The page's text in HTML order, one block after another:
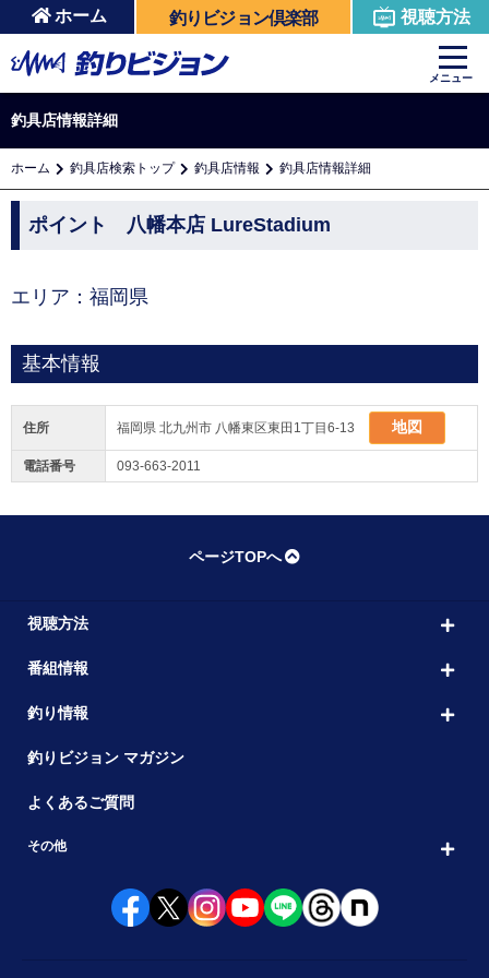
ホーム 釣りビジョン倶楽部 視聴方法
メニュー
釣具店情報詳細
ホーム 釣具店検索トップ 釣具店情報 釣具店情報詳細
ポイント 八幡本店 LureStadium
エリア：福岡県
基本情報
住所 福岡県 北九州市 八幡東区東田1丁目6-13 地図
電話番号 093-663-2011
ページTOPへ
視聴方法
番組情報
釣り情報
釣りビジョン マガジン
よくあるご質問
その他